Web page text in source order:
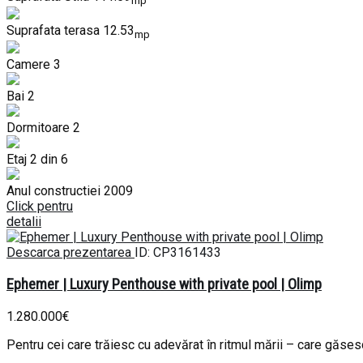
Suprafata terasa 12.53mp
Camere 3
Bai 2
Dormitoare 2
Etaj 2 din 6
Anul constructiei 2009
Click pentru
detalii
Descarca prezentarea
ID: CP3161433
Ephemer | Luxury Penthouse with private pool | Olimp
1.280.000€
Pentru cei care trăiesc cu adevărat în ritmul mării – care